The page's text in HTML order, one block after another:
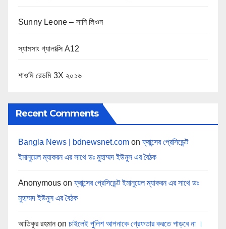
Sunny Leone – সানি লিওন
স্যামসাং গ্যালাক্সি A12
শাওমি রেডমি 3X ২০১৬
Recent Comments
Bangla News | bdnewsnet.com onফ্রান্সের প্রেসিডেন্ট
ইমানুয়েল ম্যাকরন এর সাথে ডঃ মুহাম্মদ ইউনুস এর বৈঠক
Anonymous onফ্রান্সের প্রেসিডেন্ট ইমানুয়েল ম্যাকরন এর সাথে ডঃ
মুহাম্মদ ইউনুস এর বৈঠক
আতিকুর রহমান on চাইলেই পুলিশ আপনাকে গ্রেফতার করতে পাড়বে না ।